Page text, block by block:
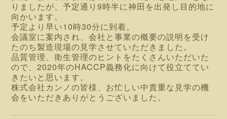
りましたが、予定通り9時半に神田を出発し目的地に
向かいます。
予定より早い10時30分に到着。
会議室に案内され、会社と事業の概要の説明を受け
たのち製造現場の見学させていただきました。
品質管理、衛生管理のヒントをたくさんいただいた
ので、2020年のHACCP義務化に向けて役立ててい
きたいと思います。
株式会社カンノの皆様、お忙しい中貴重な見学の機
会をいただきありがとうございました。